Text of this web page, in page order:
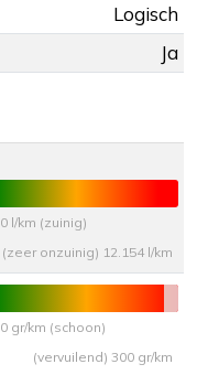
Logisch
Ja
0 l/km (zuinig)
(zeer onzuinig) 12.154 l/km
0 gr/km (schoon)
(vervuilend) 300 gr/km